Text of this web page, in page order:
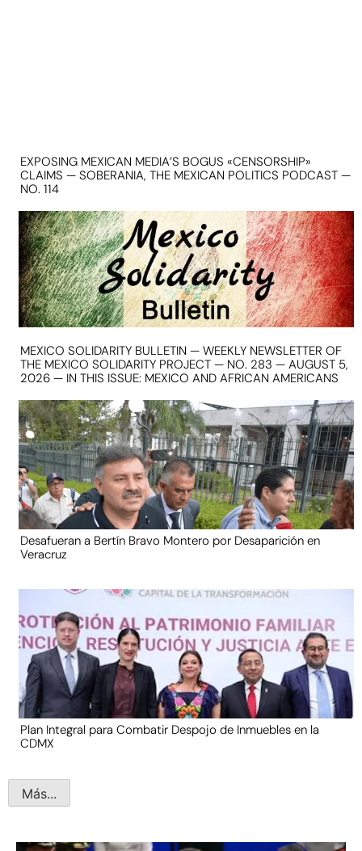
EXPOSING MEXICAN MEDIA’S BOGUS «CENSORSHIP»
CLAIMS — SOBERANIA, THE MEXICAN POLITICS PODCAST —
NO. 114
MEXICO SOLIDARITY BULLETIN — WEEKLY NEWSLETTER OF
THE MEXICO SOLIDARITY PROJECT — NO. 283 — AUGUST 5,
2026 — IN THIS ISSUE: MEXICO AND AFRICAN AMERICANS
Desafueran a Bertín Bravo Montero por Desaparición en
Veracruz
Plan Integral para Combatir Despojo de Inmuebles en la
CDMX
Más...